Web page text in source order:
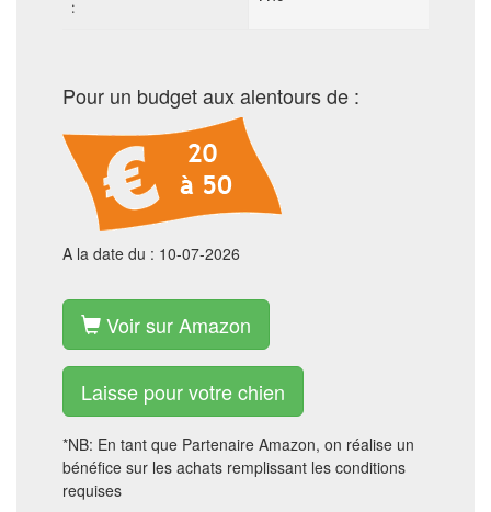
:
Pour un budget aux alentours de :
A la date du : 10-07-2026
Voir sur Amazon
Laisse pour votre chien
*NB: En tant que Partenaire Amazon, on réalise un
bénéfice sur les achats remplissant les conditions
requises